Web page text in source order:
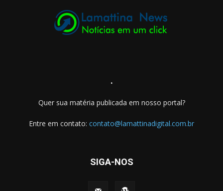
.
Quer sua matéria publicada em nosso portal?
Entre em contato: contato@lamattinadigital.com.br
SIGA-NOS